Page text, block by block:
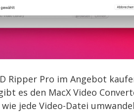
Ripper Pro im Angebot
es den MacX Video
jede Video-Datei